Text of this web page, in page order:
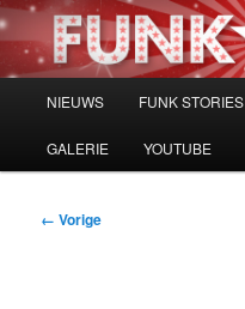
Spring
naar
NIEUWS FUNK STORIES
GALERIE YOUTUBE
Afbeeldingsnavigatie
← Vorige